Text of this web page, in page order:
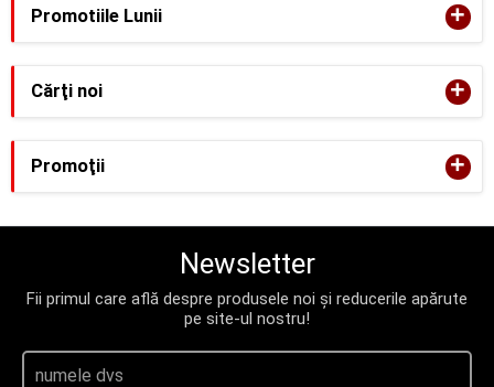
Promotiile Lunii +
Cărţi noi +
Promoţii +
Newsletter
Fii primul care află despre produsele noi și reducerile apărute
pe site-ul nostru!